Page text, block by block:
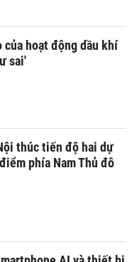
của hoạt động dầu khí
sai'
thúc tiến độ hai dự
phía Nam Thủ đô